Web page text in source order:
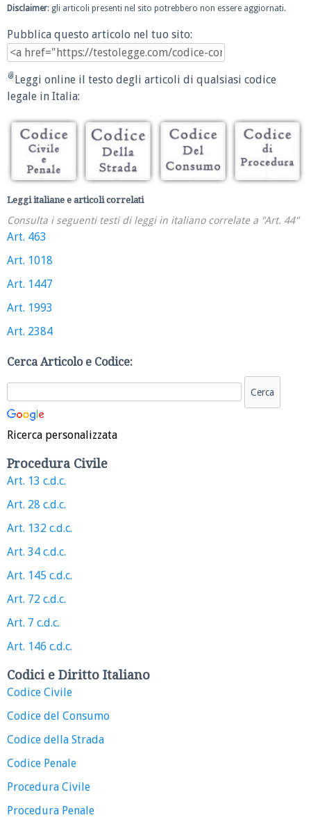
Disclaimer: gli articoli presenti nel sito potrebbero non essere aggiornati.
Pubblica questo articolo nel tuo sito:
Leggi online il testo degli articoli di qualsiasi codice
legale in Italia:
Leggi italiane e articoli correlati
Consulta i seguenti testi di leggi in italiano correlate a "Art. 44"
Art. 463
Art. 1018
Art. 1447
Art. 1993
Art. 2384
Cerca Articolo e Codice:
Ricerca personalizzata
Procedura Civile
Art. 13 c.d.c.
Art. 28 c.d.c.
Art. 132 c.d.c.
Art. 34 c.d.c.
Art. 145 c.d.c.
Art. 72 c.d.c.
Art. 7 c.d.c.
Art. 146 c.d.c.
Codici e Diritto Italiano
Codice Civile
Codice del Consumo
Codice della Strada
Codice Penale
Procedura Civile
Procedura Penale